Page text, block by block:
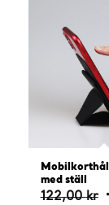
med ställ
122,00kr